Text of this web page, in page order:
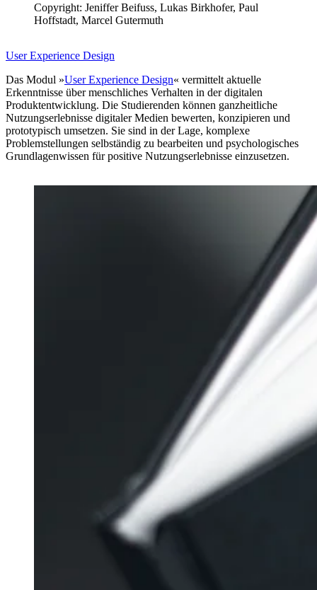
Copyright: Jeniffer Beifuss, Lukas Birkhofer, Paul
Hoffstadt, Marcel Gutermuth
User Experience Design
Das Modul »User Experience Design« vermittelt aktuelle
Erkenntnisse über menschliches Verhalten in der digitalen
Produktentwicklung. Die Studierenden können ganzheitliche
Nutzungserlebnisse digitaler Medien bewerten, konzipieren und
prototypisch umsetzen. Sie sind in der Lage, komplexe
Problemstellungen selbständig zu bearbeiten und psychologisches
Grundlagenwissen für positive Nutzungserlebnisse einzusetzen.